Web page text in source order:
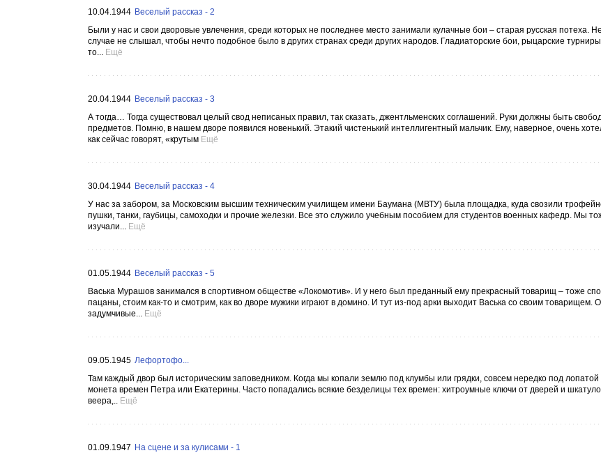
10.04.1944 Веселый рассказ - 2
Были у нас и свои дворовые увлечения, среди которых не последнее место занимали кулачные бои – старая русская потеха.
случае не слышал, чтобы нечто подобное было в других странах среди других народов. Гладиаторские бои, рыцарские
то... Ещё
20.04.1944 Веселый рассказ - 3
А тогда… Тогда существовал целый свод неписаных правил, так сказать, джентльменских соглашений. Руки должны быть
предметов. Помню, в нашем дворе появился новенький. Этакий чистенький интеллигентный мальчик. Ему, наверное, очень
как сейчас говорят, «крутым Ещё
30.04.1944 Веселый рассказ - 4
У нас за забором, за Московским высшим техническим училищем имени Баумана (МВТУ) была площадка, куда свозили
пушки, танки, гаубицы, самоходки и прочие железки. Все это служило учебным пособием для студентов военных кафедр. Мы
изучали... Ещё
01.05.1944 Веселый рассказ - 5
Васька Мурашов занимался в спортивном обществе «Локомотив». И у него был преданный ему прекрасный товарищ – тоже
пацаны, стоим как-то и смотрим, как во дворе мужики играют в домино. И тут из-под арки выходит Васька со своим товарищем.
задумчивые... Ещё
09.05.1945 Лефортофо...
Там каждый двор был историческим заповедником. Когда мы копали землю под клумбы или грядки, совсем нередко под лопатой
монета времен Петра или Екатерины. Часто попадались всякие безделицы тех времен: хитроумные ключи от дверей и
веера,.. Ещё
01.09.1947 На сцене и за кулисами - 1